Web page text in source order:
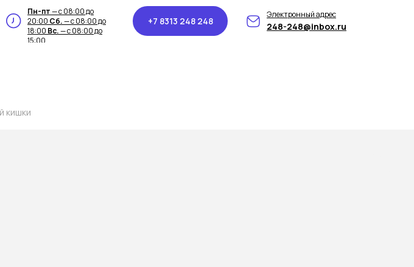
248-248@inbox.ru
Электронный адрес
+7 8313 248 248
Пн-пт— с 08:00 до
20:00 Сб.— с 08:00 до
18:00 Вс.— с 08:00 до
15:00
кишки